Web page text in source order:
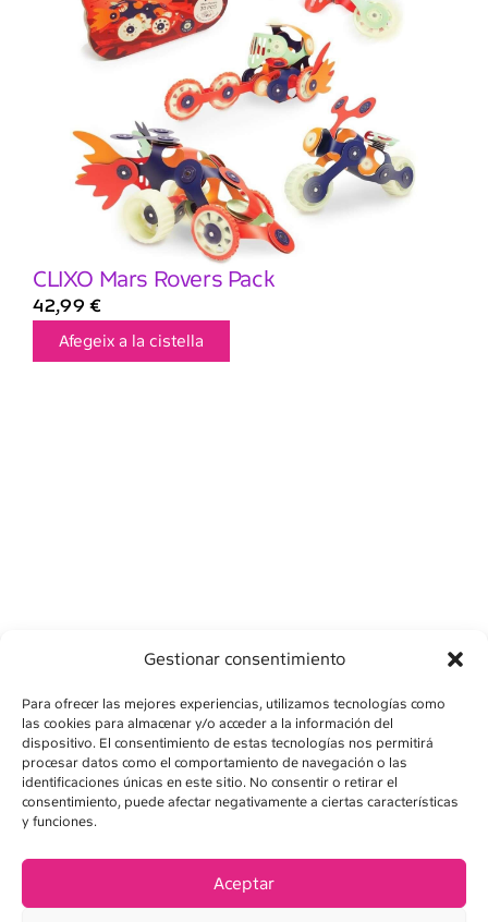
Gestionar consentimiento
Para ofrecer las mejores experiencias, utilizamos tecnologías como
las cookies para almacenar y/o acceder a la información del
dispositivo. El consentimiento de estas tecnologías nos permitirá
procesar datos como el comportamiento de navegación o las
identificaciones únicas en este sitio. No consentir o retirar el
consentimiento, puede afectar negativamente a ciertas características
y funciones.
Aceptar
CLIXO Mars Rovers Pack
42,99 €
Afegeix a la cistella
AVÍS LEGAL
POLÍTICA DE PRIVADESA